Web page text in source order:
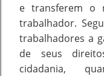
e transferem o
trabalhador.
trabalhadores a
de seus
cidadania,